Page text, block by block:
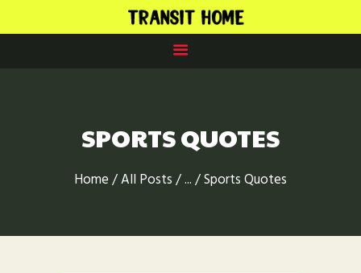
SPORTS QUOTES
Home All Posts ... Sports Quotes
APARTMENTS